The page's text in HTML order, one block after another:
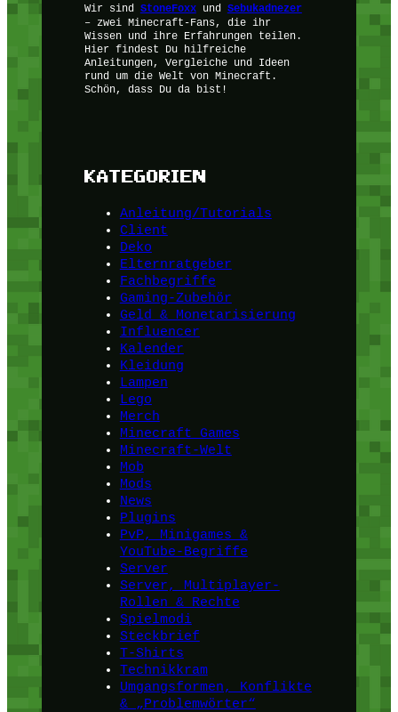
Wir sind StoneFoxxund Sebukadnezer
– zwei Minecraft-Fans, die ihr
Wissen und ihre Erfahrungen teilen.
Hier findest Du hilfreiche
Anleitungen, Vergleiche und Ideen
rund um die Welt von Minecraft.
Schön, dass Du da bist!
KATEGORIEN
Anleitung/Tutorials
Client
Deko
Elternratgeber
Fachbegriffe
Gaming-Zubehör
Geld & Monetarisierung
Influencer
Kalender
Kleidung
Lampen
Lego
Merch
Minecraft Games
Minecraft-Welt
Mob
Mods
News
Plugins
PvP, Minigames &
YouTube-Begriffe
Server
Server, Multiplayer-
Rollen & Rechte
Spielmodi
Steckbrief
T-Shirts
Technikkram
Umgangsformen, Konflikte
& „Problemwörter“